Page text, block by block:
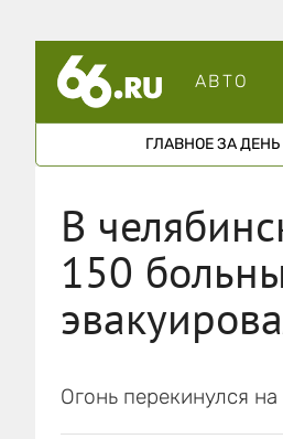
АВТО
ГЛАВНОЕ ЗА ДЕНЬ
В
150
Огонь перекинулся